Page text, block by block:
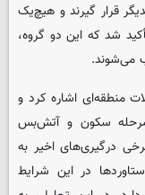
قرار گیرند و هیچ‌یک
شد که این دو گروه،
می‌شوند.
منطقه‌ای اشاره کرد و
سکون و آتش‌بس
درگیری‌های اخیر به
در این شرایط